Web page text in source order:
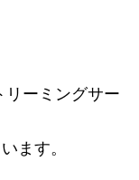
ーミングサー
ます。